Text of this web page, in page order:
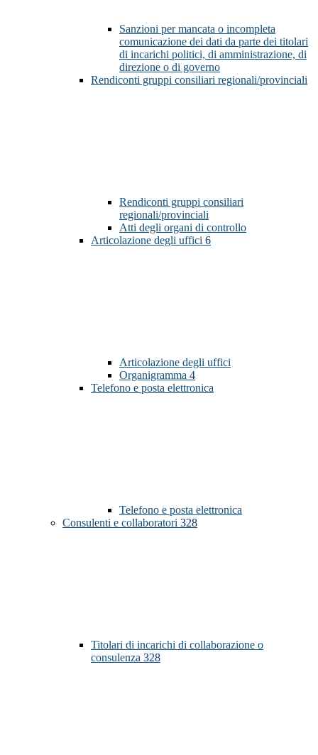
Sanzioni per mancata o incompleta
comunicazione dei dati da parte dei titolari
di incarichi politici, di amministrazione, di
direzione o di governo
Rendiconti gruppi consiliari regionali/provinciali
Rendiconti gruppi consiliari
regionali/provinciali
Atti degli organi di controllo
Articolazione degli uffici 6
Articolazione degli uffici
Organigramma 4
Telefono e posta elettronica
Telefono e posta elettronica
Consulenti e collaboratori 328
Titolari di incarichi di collaborazione o
consulenza 328